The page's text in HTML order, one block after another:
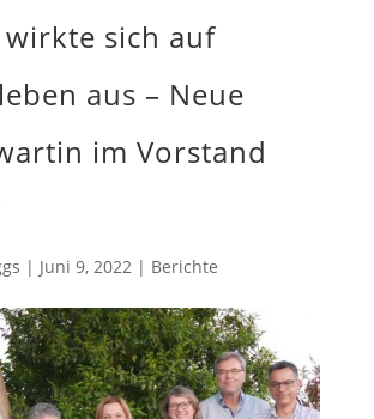
sich auf
aus – Neue
im Vorstand
| Juni 9, 2022| Berichte